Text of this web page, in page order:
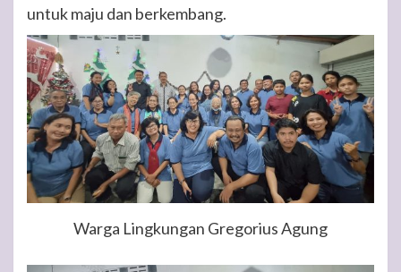
untuk maju dan berkembang.
Warga Lingkungan Gregorius Agung